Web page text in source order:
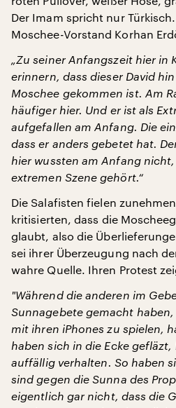
Der Imam spricht nur
Moschee-Vorstand Korhan
„Zu seiner Anfangszeit hier in
erinnern, dass dieser David
Moschee gekommen ist. Am
häufiger hier. Und er ist als
aufgefallen am Anfang. Die
dass er anders gebetet hat.
hier wussten am Anfang
extremen Szene gehört.“
Die Salafisten fielen
kritisierten, dass die
glaubt, also die
sei ihrer Überzeugung nach
wahre Quelle. Ihren Protest
"Während die anderen im
Sunnagebete gemacht
mit ihren iPhones zu spielen,
haben sich in die Ecke
auffällig verhalten. So haben
sind gegen die Sunna des
eigentlich gar nicht, dass die